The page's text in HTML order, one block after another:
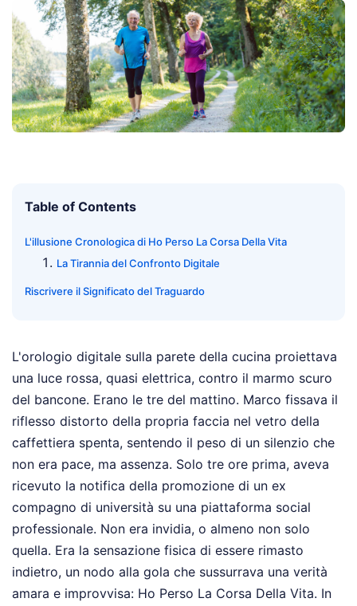
Table of Contents
L'illusione Cronologica di Ho Perso La Corsa Della Vita
La Tirannia del Confronto Digitale
Riscrivere il Significato del Traguardo
L'orologio digitale sulla parete della cucina proiettava
una luce rossa, quasi elettrica, contro il marmo scuro
del bancone. Erano le tre del mattino. Marco fissava il
riflesso distorto della propria faccia nel vetro della
caffettiera spenta, sentendo il peso di un silenzio che
non era pace, ma assenza. Solo tre ore prima, aveva
ricevuto la notifica della promozione di un ex
compagno di università su una piattaforma social
professionale. Non era invidia, o almeno non solo
quella. Era la sensazione fisica di essere rimasto
indietro, un nodo alla gola che sussurrava una verità
amara e improvvisa: Ho Perso La Corsa Della Vita. In